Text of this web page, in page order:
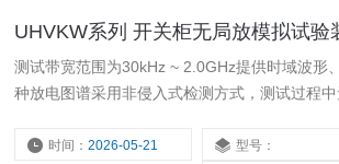
UHVKW系列 开关柜无局放模拟试验
测试带宽范围为30kHz ~ 2.0GHz提供时域波形
种放电图谱采用非侵入式检测方式，测试过程
时间：2026-05-21 型号：